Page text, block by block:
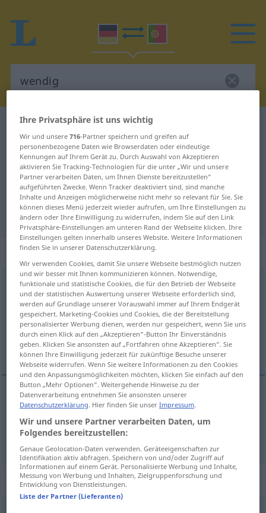
Deutsch-Portugiesisch Wörterbuch
Deutsch-Portugiesisch
Übersetzung für "wendig"
"wendig" Portugiesisch
Übersetzung
„wendig“
wendig [ˈvɛndɪç]
Übersicht aller Übersetzungen
(Für mehr Details die Übersetzung anklicken/antippen)
ágil, hábil, maneável
ágil,hábil wendig
maneável wendig AUTO
Synonyme für "wendig"
Ihre Privatsphäre ist uns wichtig
Wir und unsere716-Partner speichern und greifen auf
personenbezogene Daten wie Browserdaten oder eindeutige
Kennungen auf Ihrem Gerät zu. Durch Auswahl von Akzeptieren
aktivieren Sie Tracking-Technologien für die unter „Wir und unsere
Partner verarbeiten Daten, um Ihnen Dienste bereitzustellen“
aufgeführten Zwecke. Wenn Tracker deaktiviert sind, sind manche
Inhalte und Anzeigen möglicherweise nicht mehr so relevant für Sie. Sie
können dieses Menü jederzeit wieder aufrufen, um Ihre Einstellungen zu
ändern oder Ihre Einwilligung zu widerrufen, indem Sie auf den Link
Privatsphäre-Einstellungen am unteren Rand der Webseite klicken. Ihre
Einstellungen gelten innerhalb unseres Website. Weitere Informationen
finden Sie in unserer Datenschutzerklärung.
Wir verwenden Cookies, damit Sie unsere Webseite bestmöglich nutzen
und wir besser mit Ihnen kommunizieren können. Notwendige,
funktionale und statistische Cookies, die für den Betrieb der Webseite
und der statistischen Auswertung unserer Webseite erforderlich sind,
werden auf Grundlage unserer Vorauswahl immer auf Ihrem Endgerät
gespeichert. Marketing-Cookies und Cookies, die der Bereitstellung
personalisierter Werbung dienen, werden nur gespeichert, wenn Sie uns
durch einen Klick auf den „Akzeptieren“-Button Ihr Einverständnis
geben. Klicken Sie ansonsten auf „Fortfahren ohne Akzeptieren“. Sie
können Ihre Einwilligung jederzeit für zukünftige Besuche unserer
Webseite widerrufen. Wenn Sie weitere Informationen zu den Cookies
und den Anpassungsmöglichkeiten möchten, klicken Sie einfach auf den
Button „Mehr Optionen“. Weitergehende Hinweise zu der
Datenverarbeitung entnehmen Sie ansonsten unserer
Datenschutzerklärung. Hier finden Sie unserImpressum.
Wir und unsere Partner verarbeiten Daten, um
Folgendes bereitzustellen:
Genaue Geolocation-Daten verwenden. Geräteeigenschaften zur
Identifikation aktiv abfragen. Speichern von und/oder Zugriff auf
Informationen auf einem Gerät. Personalisierte Werbung und Inhalte,
Messung von Werbung und Inhalten, Zielgruppenforschung und
Entwicklung von Dienstleistungen.
Liste der Partner (Lieferanten)